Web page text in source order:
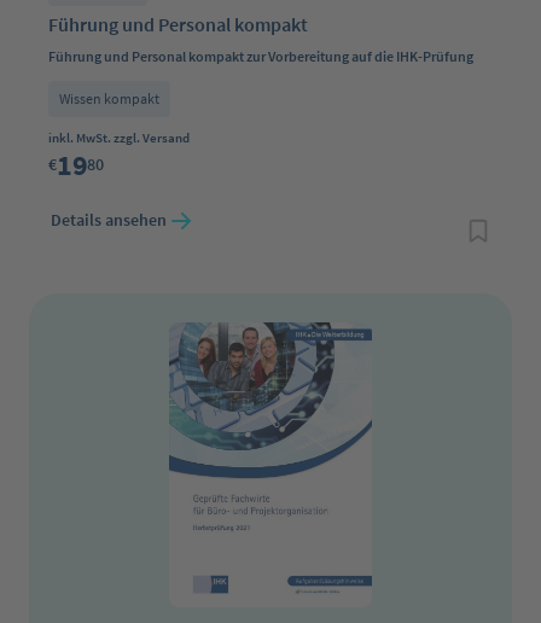
Führung und Personal kompakt
Führung und Personal kompakt zur Vorbereitung auf die IHK-Prüfung
Wissen kompakt
Regulärer Preis:
inkl. MwSt. zzgl. Versand
€1980
Details ansehen